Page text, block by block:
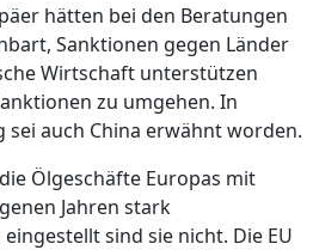
hätten bei den Beratungen
Sanktionen gegen Länder
Wirtschaft unterstützen
zu umgehen. In
sei auch China erwähnt worden.
Ölgeschäfte Europas mit
Jahren stark
sind sie nicht. Die EU